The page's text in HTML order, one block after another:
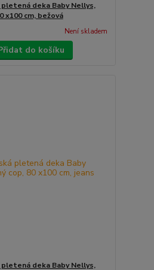
deka Baby Nellys,
x100 cm, bežová
Není skladem
do košíku
deka Baby Nellys,